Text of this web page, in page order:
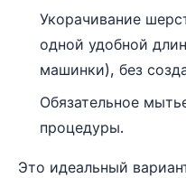
Укорачивание
одной удобной
машинки), без
Обязательное
процедуры.
Это идеальный